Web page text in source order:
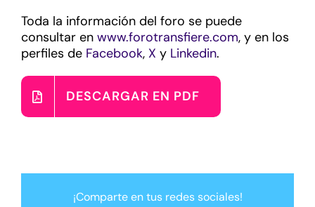
Toda la información del foro se puede
consultar en www.forotransfiere.com, y en los
perfiles de Facebook, X y Linkedin.
DESCARGAR EN PDF
¡Comparte en tus redes sociales!